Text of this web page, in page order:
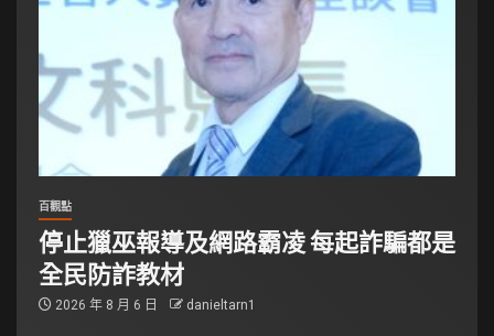
百觀點
停止獵巫報導及網路霸凌 每起詐騙都是
全民防詐教材
2026 年 8 月 6 日 danieltarn1